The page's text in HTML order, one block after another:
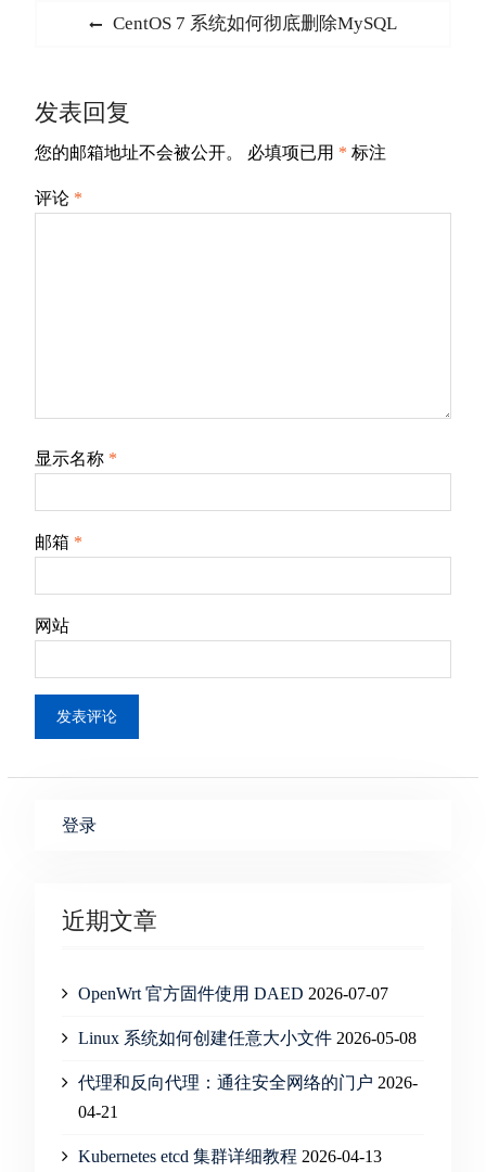
航
Previous
CentOS 7 系统如何彻底删除MySQL
发表回复
您的邮箱地址不会被公开。 必填项已用 * 标注
评论 *
显示名称 *
邮箱 *
网站
登录
近期文章
OpenWrt 官方固件使用 DAED 2026-07-07
Linux 系统如何创建任意大小文件 2026-05-08
代理和反向代理：通往安全网络的门户 2026-
04-21
Kubernetes etcd 集群详细教程 2026-04-13